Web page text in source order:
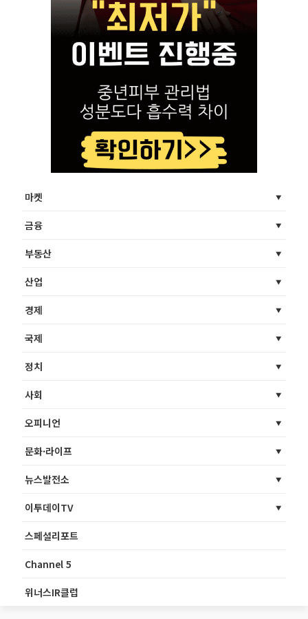
마켓
금융
부동산
산업
경제
국제
정치
사회
오피니언
문화·라이프
뉴스발전소
이투데이TV
스페셜리포트
Channel 5
위너스IR클럽